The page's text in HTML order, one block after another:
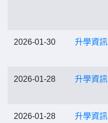
2026-01-30 升學資訊
2026-01-28 升學資訊
2026-01-28 升學資訊